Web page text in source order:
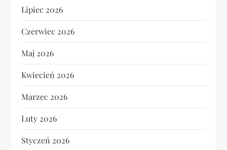
Lipiec 2026
Czerwiec 2026
Maj 2026
Kwiecień 2026
Marzec 2026
Luty 2026
Styczeń 2026